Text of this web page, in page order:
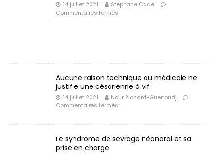
14 juillet 2021
Stephane Cade
Commentaires fermés
Aucune raison technique ou médicale ne
justifie une césarienne à vif
14 juillet 2021
Nour Richard-Guerroudj
Commentaires fermés
Le syndrome de sevrage néonatal et sa
prise en charge